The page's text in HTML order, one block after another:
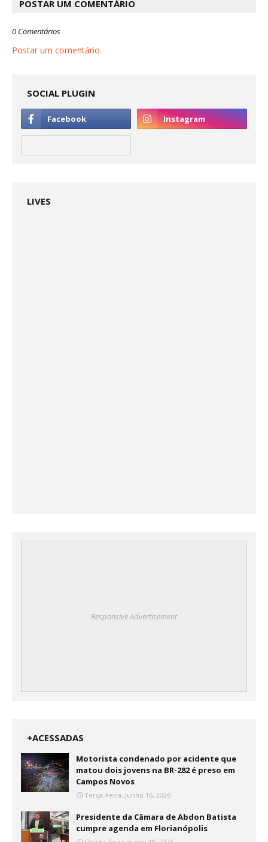
POSTAR UM COMENTÁRIO
0 Comentários
Postar um comentário
SOCIAL PLUGIN
LIVES
Responsive Advertisement
+ACESSADAS
Motorista condenado por acidente que
matou dois jovens na BR-282 é preso em
Campos Novos
Terça-Feira, Junho 16, 2026
Presidente da Câmara de Abdon Batista
cumpre agenda em Florianópolis